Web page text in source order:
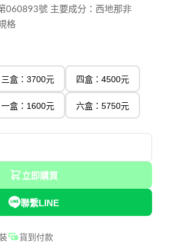
060893號 主要成分：西地那非
格
三盒：3700元 四盒：4500元
一盒：1600元 六盒：5750元
立即購買
聯繫LINE
貨到付款